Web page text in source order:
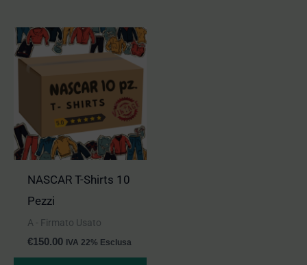
NASCAR T-Shirts 10
Pezzi
A - Firmato Usato
€150.00 IVA 22% Esclusa